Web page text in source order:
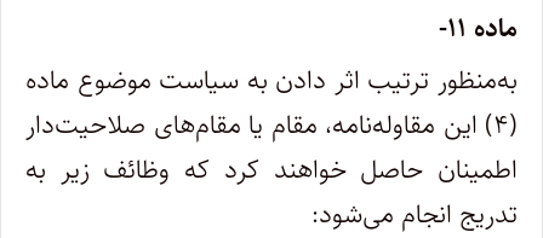
ماده ۱۱-
به‌منظور ترتیب اثر دادن به سیاست موضوع ماده
(۴) این مقاوله‌نامه، مقام یا مقام‌های صلاحیت‌دار
اطمینان حاصل خواهند کرد که وظائف زیر به
تدریج انجام می‌شود: